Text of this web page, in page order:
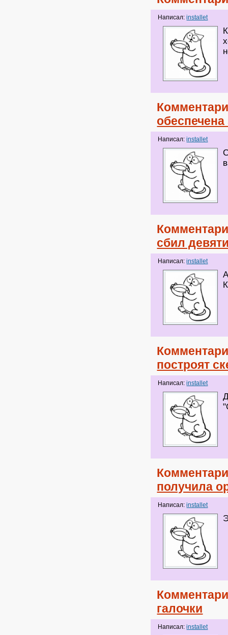
Написал:installet
Написал:installet
сбил
Написал:installet
построят
Написал:installet
получила
Написал:installet
галочки
Написал:installet